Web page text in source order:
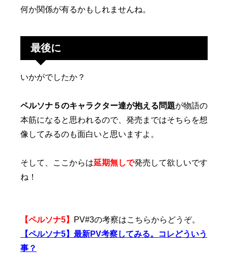
何か関係が有るかもしれませんね。
最後に
いかがでしたか？
ペルソナ５のキャラクター達が抱える問題が物語の
本筋になると思われるので、発売まではそちらを想
像してみるのも面白いと思いますよ。
そして、ここからは延期無しで発売して欲しいです
ね！
【ペルソナ5】
PV#3の考察はこちらからどうぞ。
【ペルソナ5】最新PV考察してみる。コレどういう
事？